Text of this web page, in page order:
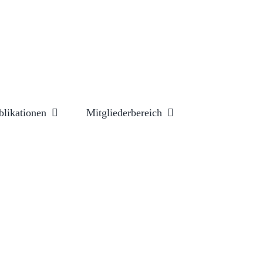
Mitgliederbereich